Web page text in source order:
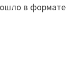
в формате